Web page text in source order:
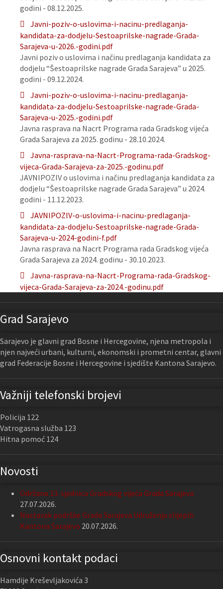
godini - 08.12.2025.
Javni-poziv-o-uslovima-i-nacinu-predlaganja-
kandidata-za-dodjelu-Sestoaprilske-nagrade-Grada-
Sarajeva-u-2026.-godini.pdf
Javni poziv o uslovima i načinu predlaganja kandidata za
dodjelu “Šestoaprilske nagrade Grada Sarajeva” u 2025.
godini - 09.12.2024.
Javni-poziv-o-uslovima-i-nacinu-predlaganja-
kandidata-za-dodjelu-Sestoaprilske-nagrade-Grada-
Sarajeva-u-2025.-godini.pdf
Javna rasprava na Nacrt Programa rada Gradskog vijeća
Grada Sarajeva za 2025. godinu - 28.10.2024.
Javna-rasprava-na-Nacrt-Programa-rada-Gradskog-
vijeca-Grada-Sarajeva-za-2025.-godinu.pdf
JAVNIPOZIV o uslovima i načinu predlaganja kandidata za
dodjelu “Šestoaprilske nagrade Grada Sarajeva” u 2024.
godini - 11.12.2023.
JAVNIPOZIV-o-uslovima-i-nacinu-predlaganja-
kandidata-za-dodjelu-Sestoaprilske-nagrade-Grada-
Sarajeva-u-2024-godini-f.pdf
Javna rasprava na Nacrt Programa rada Gradskog vijeća
Grada Sarajeva za 2024. godinu - 30.10.2023.
Javna-rasprava-na-Nacrt-Programa-rada-Gradskog-
vijeca-Grada-Sarajeva-za-2024.-godinu.pdf
Grad Sarajevo
Sarajevo je glavni grad Bosne i Hercegovine, njena metropola i
njen najveći urbani, kulturni, ekonomski i prometni centar, glavni
grad Federacije Bosne i Hercegovine i sjedište Kantona Sarajevo.
Važniji telefonski brojevi
Policija 122
Vatrogasna služba 123
Hitna pomoć 124
Novosti
Održana 13. sjednica Gradskog vijeća Grada Sarajeva
27.07.2026.
Nastavak podrške Grada Sarajeva Udruženju slijepih
Kantona Sarajevo 20.07.2026.
Osnovni kontakt podaci
Hamdije Kreševljakovića 3